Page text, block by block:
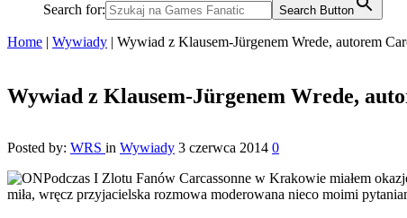
Search for: Search Button
Home | Wywiady | Wywiad z Klausem-Jürgenem Wrede, autorem
Wywiad z Klausem-Jürgenem Wrede,
Posted by: WRS in Wywiady 3 czerwca 2014 0
Podczas I Zlotu Fanów Carcassonne w Krakowie miałem
miła, wręcz przyjacielska rozmowa moderowana nieco moimi